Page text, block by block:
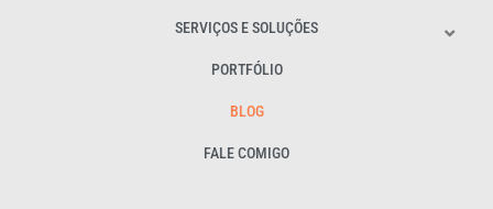
SERVIÇOS E SOLUÇÕES
PORTFÓLIO
BLOG
FALE COMIGO